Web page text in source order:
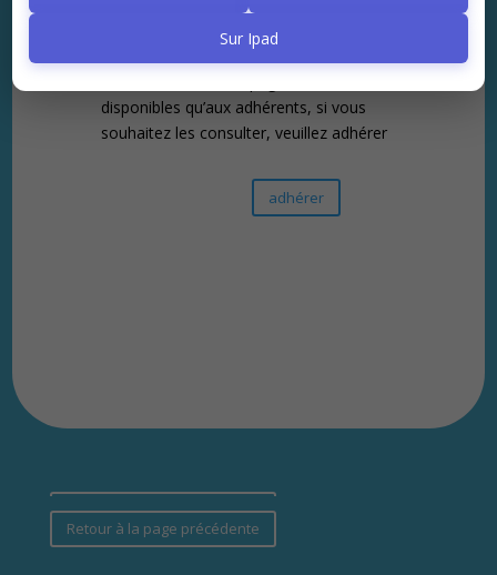
disponibles qu’aux adhérents, si vous
souhaitez les consulter, veuillez adhérer
adhérer
Retour à la page précédente
Retour à la page précédente
Sur Ipad